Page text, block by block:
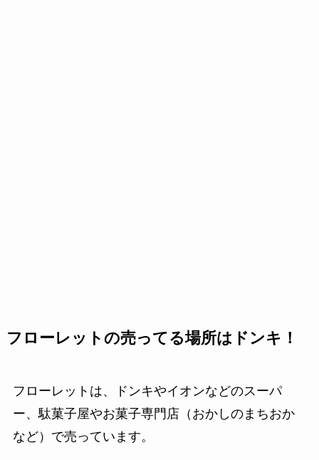
フローレットの売ってる場所はドンキ！
フローレットは、ドンキやイオンなどのスーパ
ー、駄菓子屋やお菓子専門店（おかしのまちおか
など）で売っています。